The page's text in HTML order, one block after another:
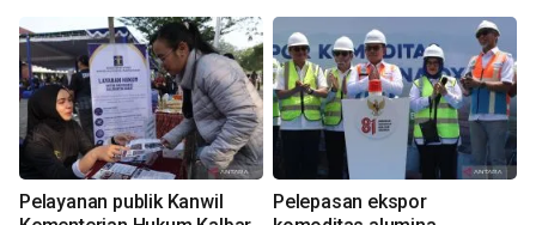
Pelayanan publik Kanwil
Pelepasan ekspor